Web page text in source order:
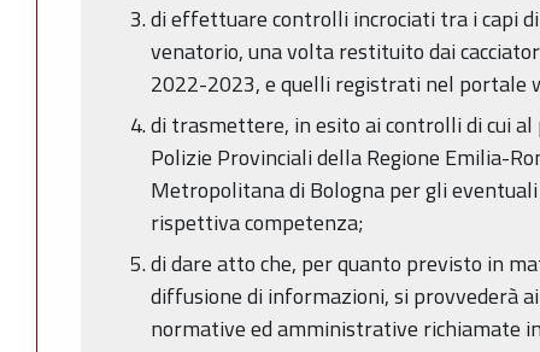
di effettuare controlli incrociati tra i capi
venatorio, una volta restituito dai
2022-2023, e quelli registrati nel portale
di trasmettere, in esito ai controlli di cui
Polizie Provinciali della Regione Emilia-
Metropolitana di Bologna per gli
rispettiva competenza;
di dare atto che, per quanto previsto in
diffusione di informazioni, si provvederà
normative ed amministrative richiamate